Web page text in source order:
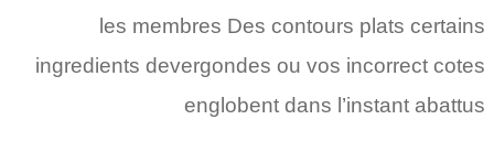
les membres Des contours plats certains
ingredients devergondes ou vos incorrect cotes
englobent dans l’instant abattus